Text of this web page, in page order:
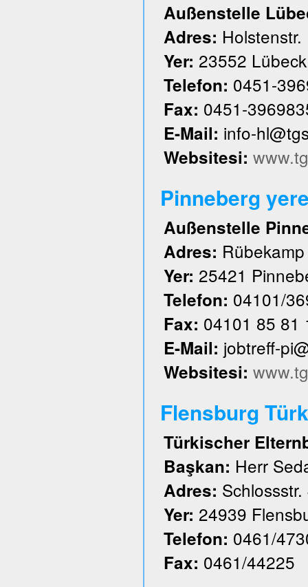
Außenstelle
Adres:
Yer: 23552 Lübeck
Telefon: 0451-
Fax: 0451-
E-Mail: info-
Websitesi:
Pinneberg
Außenstelle
Adres:
Yer: 25421
Telefon: 04101/
Fax: 04101 85 81
E-Mail: jobtreff-
Websitesi:
Flensburg
Türkischer
Başkan: Herr
Adres: Schlossstr.
Yer: 24939
Telefon: 0461/
Fax: 0461/44225